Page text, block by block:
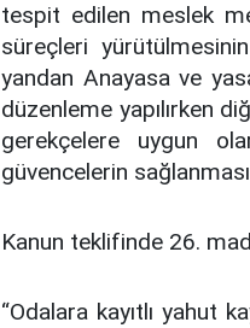
tespit edilen meslek
süreçleri
yandan Anayasa ve
düzenleme yapılırken
gerekçelere uygun
güvencelerin
Kanun teklifinde 26.
“Odalara kayıtlı yahut